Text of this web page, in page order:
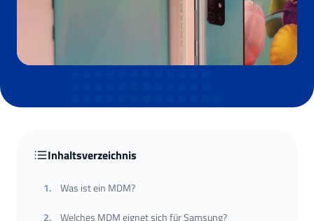
Inhaltsverzeichnis
1.
Was ist ein MDM?
2.
Welches MDM eignet sich für Samsung?